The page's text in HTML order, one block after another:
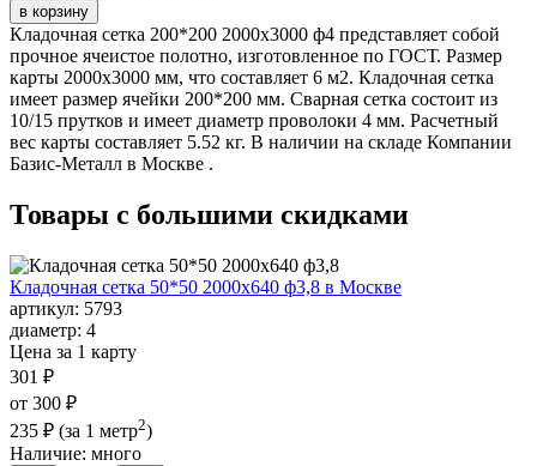
в корзину
Кладочная сетка 200*200 2000х3000 ф4 представляет собой
прочное ячеистое полотно, изготовленное по ГОСТ. Размер
карты 2000х3000 мм, что составляет 6 м2. Кладочная сетка
имеет размер ячейки 200*200 мм. Сварная сетка состоит из
10/15 прутков и имеет диаметр проволоки 4 мм. Расчетный
вес карты составляет 5.52 кг. В наличии на складе Компании
Базис-Металл в Москве .
Товары с большими скидками
Кладочная сетка 50*50 2000х640 ф3,8 в Москве
артикул: 5793
диаметр: 4
Цена за 1 карту
301 ₽
от 300 ₽
235 ₽ (за 1 метр2)
Наличие: много